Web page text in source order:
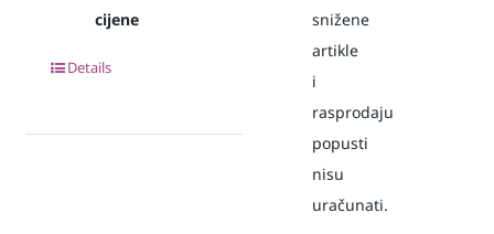
cijene
Details
snižene
artikle
i
rasprodaju
popusti
nisu
uračunati.